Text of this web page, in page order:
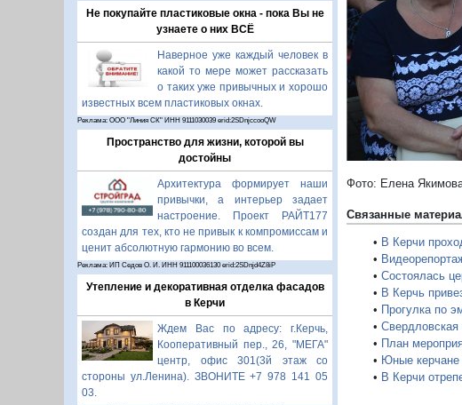
Не покупайте пластиковые окна - пока Вы не
узнаете о них ВСЁ
Наверное уже каждый человек в
какой то мере может рассказать
о таких уже привычных и хорошо
известных всем пластиковых окнах.
Реклама: ООО "Линия СК" ИНН 9111030039 erid:2SDnjccooQW
Пространство для жизни, которой вы
достойны
Архитектура формирует наши
привычки, а интерьер задает
настроение. Проект РАЙТ177
создан для тех, кто не привык к компромиссам и
ценит абсолютную гармонию во всем.
Реклама: ИП Седов О. И. ИНН 911100036130 erid:2SDnjd4Z8iP
Утепление и декоративная отделка фасадов
в Керчи
Ждем Вас по адресу: г.Керчь,
Кооперативный пер., 26, "МЕГА"
центр, офис 301(3й этаж со
стороны ул.Ленина). ЗВОНИТЕ +7 978 141 05
03.
Фото: Елена
Связанные
• В Керчи
•
• Состоялась
• В Керчь
• Прогулка по
• Свердловская
• План
• Юные керчане
• В Керчи